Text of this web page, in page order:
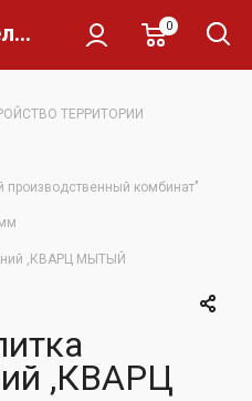
Магазин строительных материалов Склад Кирпича 0
ТЕРРИТОРИИ
производственный комбинат"
,КВАРЦ МЫТЫЙ
,КВАРЦ